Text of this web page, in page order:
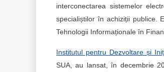
interconectarea sistemelor
specialiștilor în achiziții publice.
Tehnologii Informaționale în
Institutul pentru Dezvoltare și
SUA, au lansat, în decembrie